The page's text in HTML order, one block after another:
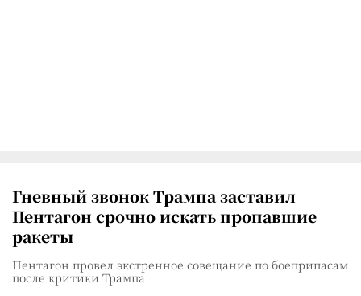
Гневный звонок Трампа заставил
Пентагон срочно искать пропавшие
ракеты
Пентагон провел экстренное совещание по боеприпасам
после критики Трампа